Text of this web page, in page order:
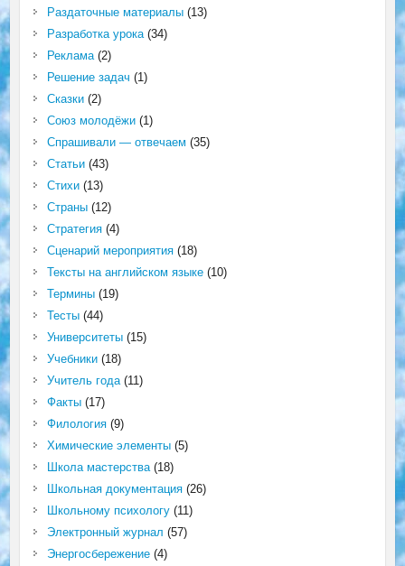
Раздаточные материалы(13)
Разработка урока(34)
Реклама(2)
Решение задач (1)
Сказки(2)
Союз молодёжи(1)
Спрашивали — отвечаем (35)
Статьи(43)
Стихи(13)
Страны(12)
Стратегия(4)
Сценарий мероприятия(18)
Тексты на английском языке(10)
Термины(19)
Тесты(44)
Университеты(15)
Учебники(18)
Учитель года(11)
Факты(17)
Филология(9)
Химические элементы(5)
Школа мастерства(18)
Школьная документация(26)
Школьному психологу(11)
Электронный журнал (57)
Энергосбережение(4)